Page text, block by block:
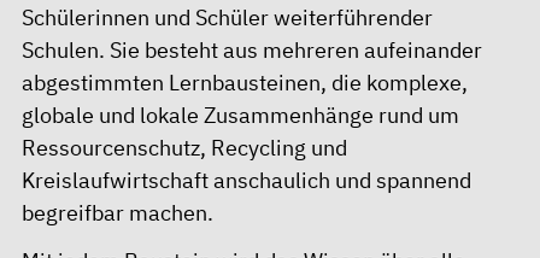
Schülerinnen und Schüler weiterführender
Schulen. Sie besteht aus mehreren aufeinander
abgestimmten Lernbausteinen, die komplexe,
globale und lokale Zusammenhänge rund um
Ressourcenschutz, Recycling und
Kreislaufwirtschaft anschaulich und spannend
begreifbar machen.